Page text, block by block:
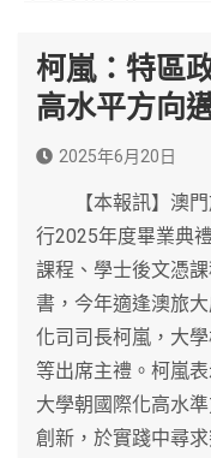
柯嵐：特區
高水平方向
2025年6月20日
【本報訊】澳門
行2025年度畢業典
課程、學士後文憑
書，今年適逢澳旅
化司司長柯嵐，大
等出席主禮。柯嵐
大學朝國際化高水
創新，於實踐中尋